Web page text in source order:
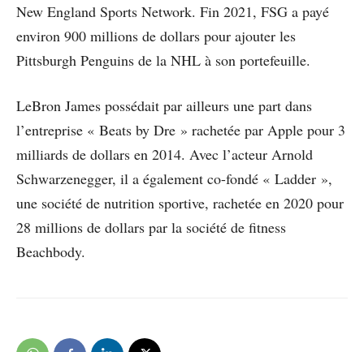
New England Sports Network. Fin 2021, FSG a payé
environ 900 millions de dollars pour ajouter les
Pittsburgh Penguins de la NHL à son portefeuille.
LeBron James possédait par ailleurs une part dans
l’entreprise « Beats by Dre » rachetée par Apple pour 3
milliards de dollars en 2014. Avec l’acteur Arnold
Schwarzenegger, il a également co-fondé « Ladder »,
une société de nutrition sportive, rachetée en 2020 pour
28 millions de dollars par la société de fitness
Beachbody.